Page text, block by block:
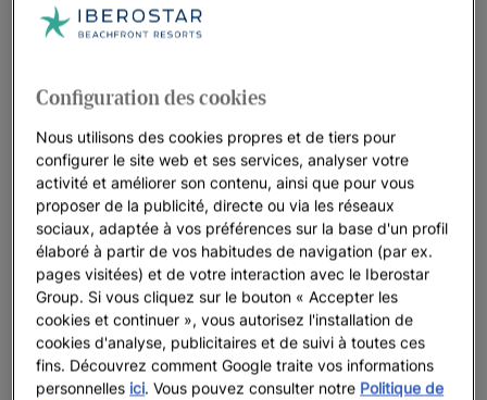
Configuration des cookies
Nous utilisons des cookies propres et de tiers pour
configurer le site web et ses services, analyser votre
activité et améliorer son contenu, ainsi que pour vous
proposer de la publicité, directe ou via les réseaux
sociaux, adaptée à vos préférences sur la base d'un profil
élaboré à partir de vos habitudes de navigation (par ex.
pages visitées) et de votre interaction avec le Iberostar
Group. Si vous cliquez sur le bouton « Accepter les
cookies et continuer », vous autorisez l'installation de
cookies d'analyse, publicitaires et de suivi à toutes ces
fins. Découvrez comment Google traite vos informations
personnelles ici. Vous pouvez consulter notre Politique de